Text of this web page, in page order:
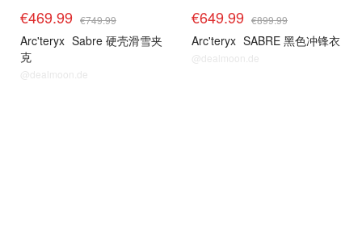
€469.99 €749.99
Arc'teryx Sabre 硬壳滑雪夹
克
@dealmoon.de
€649.99 €899.99
Arc'teryx SABRE 黑色冲锋衣
@dealmoon.de